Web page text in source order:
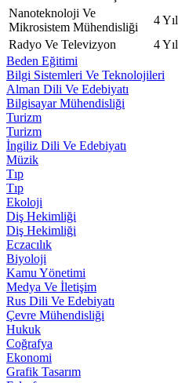
Nanoteknoloji Ve
Mikrosistem Mühendisliği
4 Yıl
Radyo Ve Televizyon
4 Yıl
Beden Eğitimi
Bilgi Sistemleri Ve Teknolojileri
Alman Dili Ve Edebiyatı
Bilgisayar Mühendisliği
Turizm
Turizm
İngiliz Dili Ve Edebiyatı
Müzik
Tıp
Tıp
Ekoloji
Diş Hekimliği
Diş Hekimliği
Eczacılık
Biyoloji
Kamu Yönetimi
Medya Ve İletişim
Rus Dili Ve Edebiyatı
Çevre Mühendisliği
Hukuk
Coğrafya
Ekonomi
Grafik Tasarım